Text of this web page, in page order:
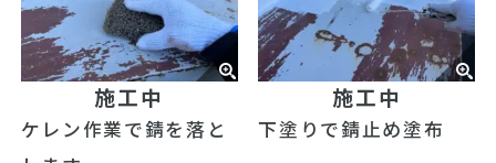
施工中
ケレン作業で錆を落と
施工中
下塗りで錆止め塗布